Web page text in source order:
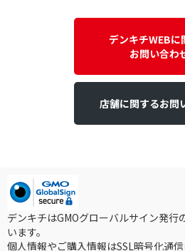
タッチパネル機能で絞り
フリッカー対策機能で絞
有
ボタン数で絞り込む
デンキチWEBに
お問い合わ
店舗に関するお問
デンキチはGMOグローバルサイン発行
います。
個人情報やご購入情報はSSL暗号化通信